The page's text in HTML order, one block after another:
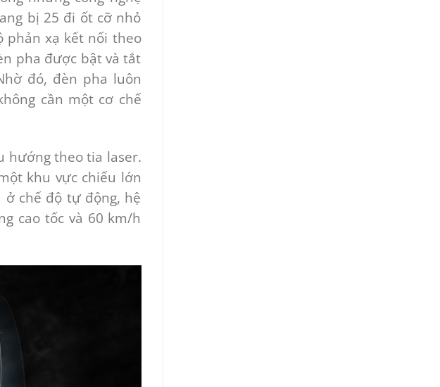
bị 25 đi ốt cỡ nhỏ
phản xạ kết nối theo
pha được bật và tắt
đó, đèn pha luôn
cần một cơ chế
hướng theo tia laser.
khu vực chiếu lớn
ở chế độ tự động, hệ
cao tốc và 60 km/h